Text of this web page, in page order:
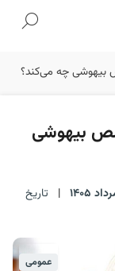
چه می‌کند؟
بیهوشی
|
تاریخ
عمومی